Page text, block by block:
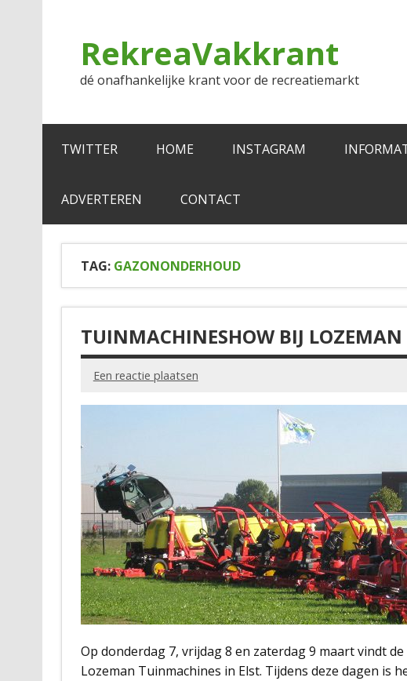
RekreaVakkrant
dé onafhankelijke krant voor de recreatiemarkt
TWITTER HOME INSTAGRAM
ADVERTEREN CONTACT
TAG: GAZONONDERHOUD
TUINMACHINESHOW BIJ
Een reactie plaatsen
Op donderdag 7, vrijdag 8 en zaterdag 9 maart vindt
Lozeman Tuinmachines in Elst. Tijdens deze dagen is